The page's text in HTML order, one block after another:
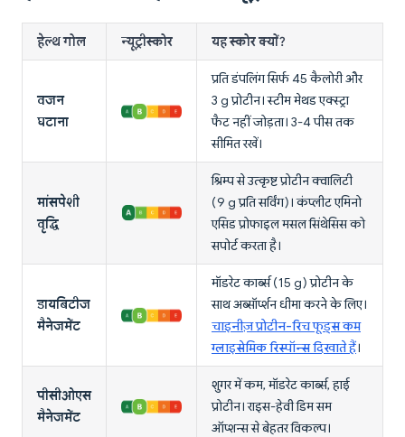
हेल्थ गोल न्यूट्रीस्कोर यह स्कोर क्यों?
वजन
घटाना
प्रति डंपलिंग सिर्फ 45 कैलोरी और
3 g प्रोटीन। स्टीम मेथड एक्स्ट्रा
फैट नहीं जोड़ता। 3-4 पीस तक
सीमित रखें।
मांसपेशी
वृद्धि
श्रिम्प से उत्कृष्ट प्रोटीन क्वालिटी
(9 g प्रति सर्विंग)। कंप्लीट एमिनो
एसिड प्रोफाइल मसल सिंथेसिस को
सपोर्ट करता है।
डायबिटीज
मैनेजमेंट
मॉडरेट कार्ब्स (15 g) प्रोटीन के
साथ अब्सॉर्प्शन धीमा करने के लिए।
चाइनीज़ प्रोटीन-रिच फूड्स कम
ग्लाइसेमिक रिस्पॉन्स दिखाते हैं।
पीसीओएस
मैनेजमेंट
शुगर में कम, मॉडरेट कार्ब्स, हाई
प्रोटीन। राइस-हेवी डिम सम
ऑप्शन्स से बेहतर विकल्प।